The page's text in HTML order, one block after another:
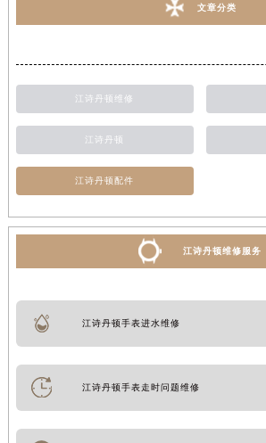
文章分类
江诗丹顿维修
江诗丹顿
江诗丹顿配件
江诗丹顿维修服务
江诗丹顿手表进水维修
江诗丹顿手表走时问题维修